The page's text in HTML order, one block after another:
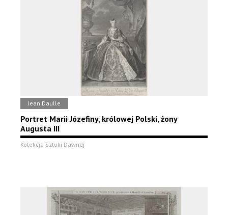
Jean Daulle
Portret Marii Józefiny, królowej Polski, żony
Augusta III
Kolekcja Sztuki Dawnej